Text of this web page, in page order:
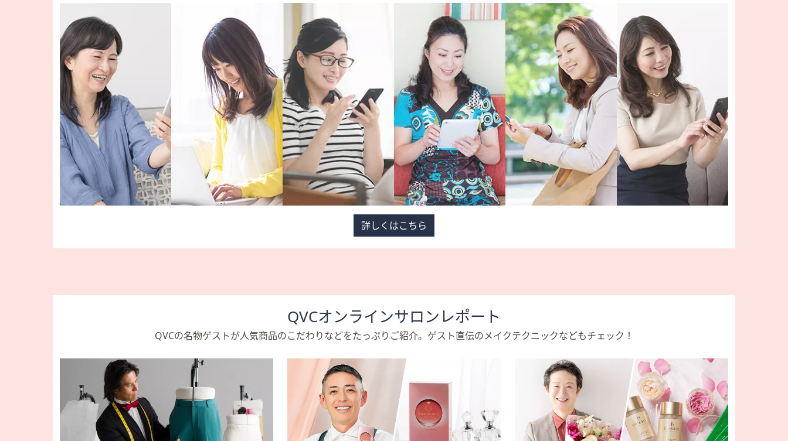
詳しくはこちら
QVCオンラインサロンレポート
QVCの名物ゲストが人気商品のこだわりなどをたっぷりご紹介。ゲスト直伝のメイクテクニックなどもチェック！